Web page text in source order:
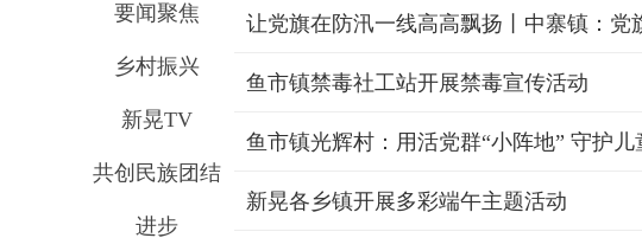
要闻聚焦
乡村振兴
新晃TV
共创民族团结
进步
鱼市镇禁毒社工站开展禁毒宣传活动
鱼市镇光辉村：用活党群“小阵地” 守护儿
新晃各乡镇开展多彩端午主题活动